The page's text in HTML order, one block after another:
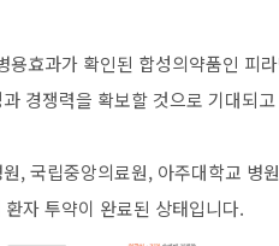
효과가 확인된 합성의약품인 피
경쟁력을 확보할 것으로 기대되
, 국립중앙의료원, 아주대학교 병
자 투약이 완료된 상태입니다.